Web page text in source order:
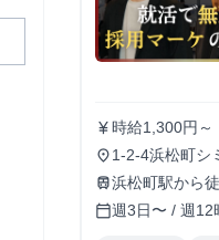
currency_yen時給1,300円
place 1-2-4浜松町シ
train浜松町駅から
calendar_today週3日〜 / 週12